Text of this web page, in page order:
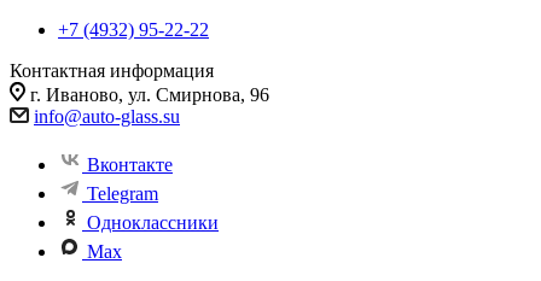
+7 (4932) 95-22-22
Контактная информация
г. Иваново, ул. Смирнова, 96
info@auto-glass.su
Вконтакте
Telegram
Одноклассники
Max